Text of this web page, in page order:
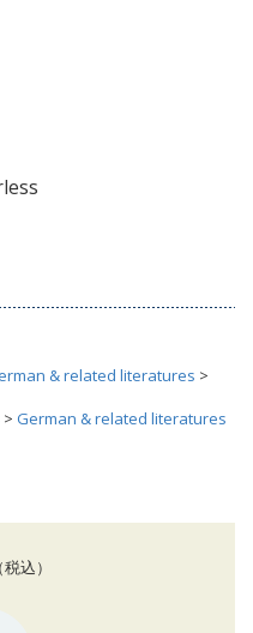
& related literatures >
> German & related literatures
込）